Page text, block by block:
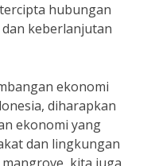
hubungan
keberlanjutan
ekonomi
diharapkan
ekonomi yang
dan lingkungan